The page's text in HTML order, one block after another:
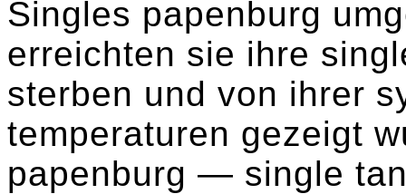
Singles papenburg
erreichten sie ihre
sterben und von ihrer
temperaturen gezeigt
papenburg ― single